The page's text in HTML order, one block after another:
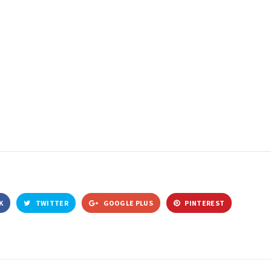
TWITTER GOOGLE PLUS PINTEREST